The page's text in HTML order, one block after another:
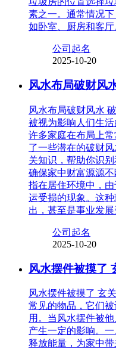
素之一。通常情况
如卧室、厨房和客
公司起名
2025-10-20
风水布局破财风
风水布局破财风水
被视为影响人们生活
许多家庭在布局上
了一些潜在的破财
关知识，帮助你识
确保家中财富源源
指在居住环境中，
运受损的现象。这
出，甚至是事业发
公司起名
2025-10-20
风水摆件被摸了
风水摆件被摸了 玄
常见的物品，它们
用。当风水摆件被
产生一定的影响。
释放能量，为家中